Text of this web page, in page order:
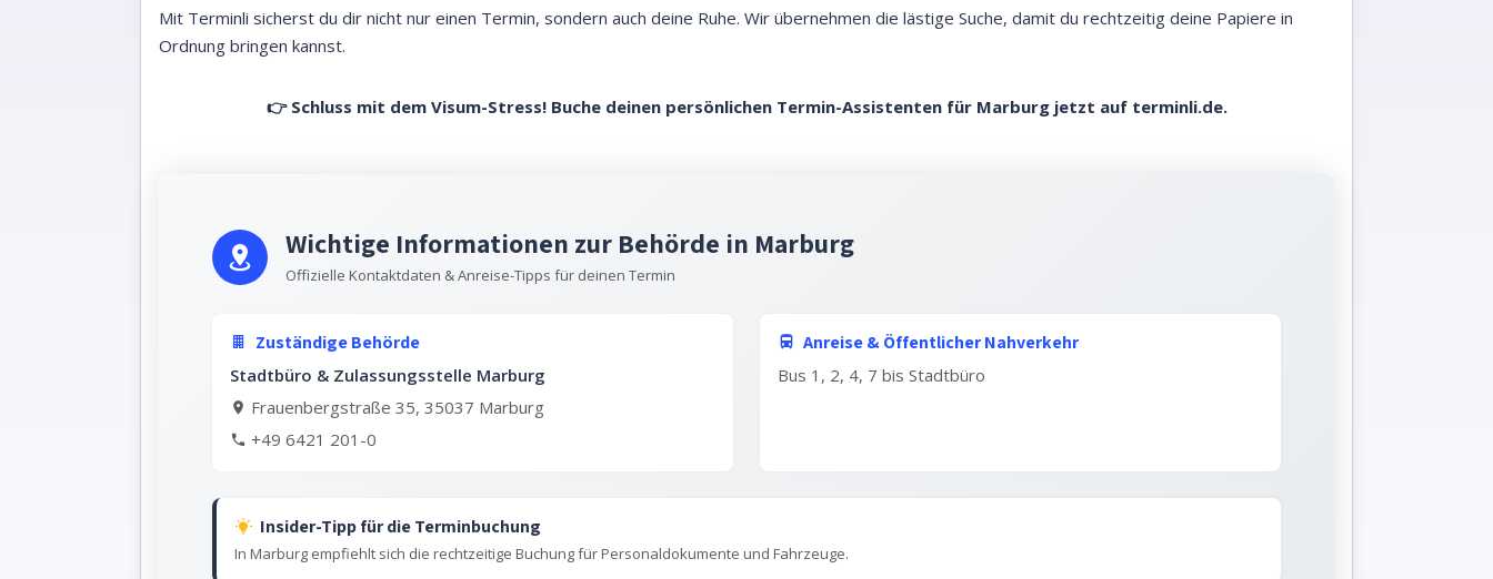
Mit Terminli sicherst du dir nicht nur einen Termin, sondern auch deine Ruhe. Wir übernehmen die lästige Suche, damit du rechtzeitig deine Papiere in
Ordnung bringen kannst.
👉 Schluss mit dem Visum-Stress! Buche deinen persönlichen Termin-Assistenten für Marburg jetzt auf terminli.de.
Wichtige Informationen zur Behörde in Marburg
Offizielle Kontaktdaten & Anreise-Tipps für deinen Termin
Zuständige Behörde
Stadtbüro & Zulassungsstelle Marburg
Frauenbergstraße 35, 35037 Marburg
+49 6421 201-0
Anreise & Öffentlicher Nahverkehr
Bus 1, 2, 4, 7 bis Stadtbüro
Insider-Tipp für die Terminbuchung
In Marburg empfiehlt sich die rechtzeitige Buchung für Personaldokumente und Fahrzeuge.